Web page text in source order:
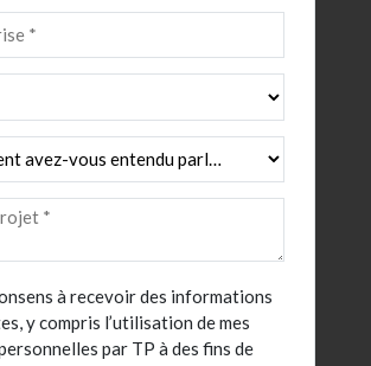
à recevoir des informations
y compris l’utilisation de mes
par TP à des fins de